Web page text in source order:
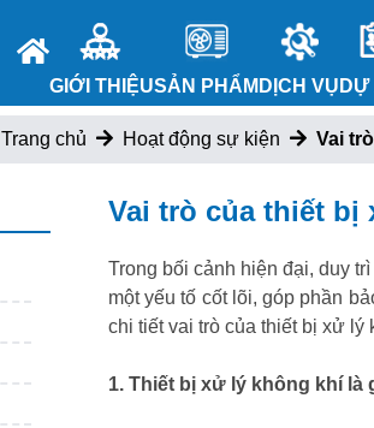
GIỚI THIỆUSẢN PHẨM DỊCH VỤ DỰ
Trang chủ Hoạt động sự kiện Vai
Vai trò của thiết bị
Trong bối cảnh hiện đại, duy
một yếu tố cốt lõi, góp phần
chi tiết vai trò của thiết bị xử lý
1. Thiết bị xử lý không khí là